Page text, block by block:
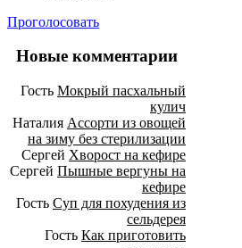
Проголосовать
Новые комментарии
Гость Мокрый пасхальный
кулич
Наталия Ассорти из овощей
на зиму без стерилизации
Сергей Хворост на кефире
Сергей Пышные вергуны на
кефире
Гость Суп для похудения из
сельдерея
Гость Как приготовить